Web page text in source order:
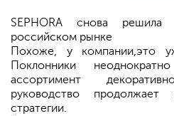
SEPHORA снова решила
российском рынке
Похоже, у компании,это
Поклонники
ассортимент
руководство продолжает
стратегии.